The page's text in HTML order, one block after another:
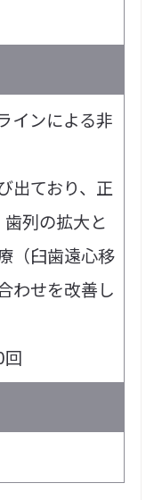
インによる非
出ており、正
列の拡大と
（臼歯遠心移
わせを改善し
回